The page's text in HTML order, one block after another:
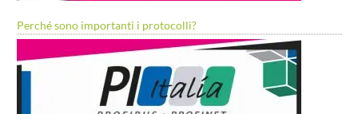
Perché sono importanti i protocolli?